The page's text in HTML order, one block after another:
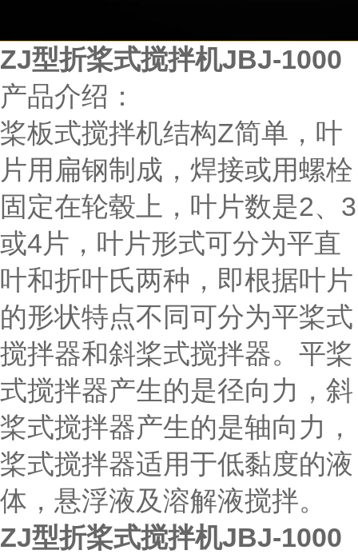
ZJ型折桨式搅拌机JBJ-1000
产品介绍：
桨板式搅拌机结构Z简单，叶
片用扁钢制成，焊接或用螺栓
固定在轮毂上，叶片数是2、3
或4片，叶片形式可分为平直
叶和折叶氏两种，即根据叶片
的形状特点不同可分为平桨式
搅拌器和斜桨式搅拌器。平桨
式搅拌器产生的是径向力，斜
桨式搅拌器产生的是轴向力，
桨式搅拌器适用于低黏度的液
体，悬浮液及溶解液搅拌。
ZJ型折桨式搅拌机JBJ-1000